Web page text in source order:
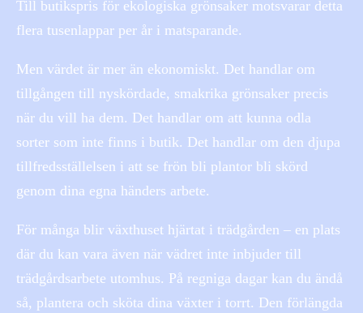
Till butikspris för ekologiska grönsaker motsvarar detta
flera tusenlappar per år i matsparande.
Men värdet är mer än ekonomiskt. Det handlar om
tillgången till nyskördade, smakrika grönsaker precis
när du vill ha dem. Det handlar om att kunna odla
sorter som inte finns i butik. Det handlar om den djupa
tillfredsställelsen i att se frön bli plantor bli skörd
genom dina egna händers arbete.
För många blir växthuset hjärtat i trädgården – en plats
där du kan vara även när vädret inte inbjuder till
trädgårdsarbete utomhus. På regniga dagar kan du ändå
så, plantera och sköta dina växter i torrt. Den förlängda